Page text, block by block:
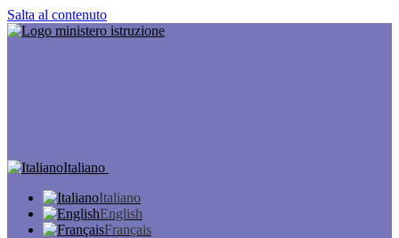
Salta al contenuto
Italiano
Italiano
English
Français